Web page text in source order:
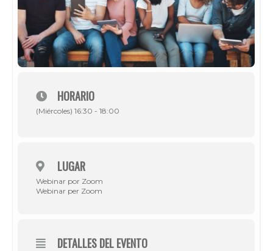
HORARIO
(Miércoles) 16:30 - 18:00
LUGAR
Webinar por Zoom
Webinar per Zoom
DETALLES DEL EVENTO